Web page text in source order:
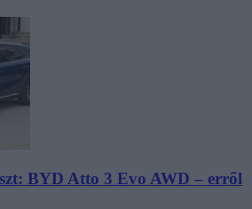
BYD Atto 3 Evo AWD – erről